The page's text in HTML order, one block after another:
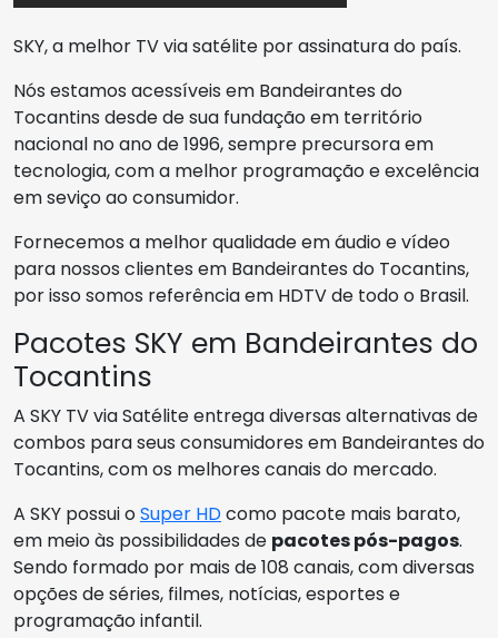
SKY, a melhor TV via satélite por assinatura do país.
Nós estamos acessíveis em Bandeirantes do
Tocantins desde de sua fundação em território
nacional no ano de 1996, sempre precursora em
tecnologia, com a melhor programação e excelência
em seviço ao consumidor.
Fornecemos a melhor qualidade em áudio e vídeo
para nossos clientes em Bandeirantes do Tocantins,
por isso somos referência em HDTV de todo o Brasil.
Pacotes SKY em Bandeirantes do
Tocantins
A SKY TV via Satélite entrega diversas alternativas de
combos para seus consumidores em Bandeirantes do
Tocantins, com os melhores canais do mercado.
A SKY possui oSuper HDcomo pacote mais barato,
em meio às possibilidades de pacotes pós-pagos.
Sendo formado por mais de 108 canais, com diversas
opções de séries, filmes, notícias, esportes e
programação infantil.